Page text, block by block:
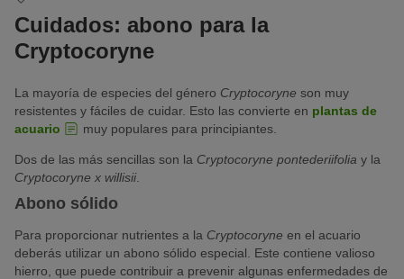
Cuidados: abono para la
Cryptocoryne
La mayoría de especies del género Cryptocoryne son muy
resistentes y fáciles de cuidar. Esto las convierte en plantas de
acuario
muy populares para principiantes.
Dos de las más sencillas son la Cryptocoryne pontederiifolia y la
Cryptocoryne x willisii.
Abono sólido
Para proporcionar nutrientes a la Cryptocoryne en el acuario
deberás utilizar un abono sólido especial. Este contiene valioso
hierro, que puede contribuir a prevenir algunas enfermedades de